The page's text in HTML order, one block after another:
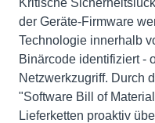
Kritische
der Geräte-Firmware
Technologie innerhalb
Binärcode identifiziert -
Netzwerkzugriff. Durch
"Software Bill of
Lieferketten proaktiv